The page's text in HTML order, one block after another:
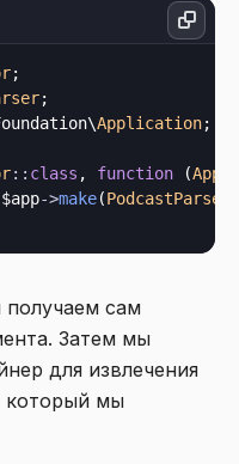
Application;
:: class , function (
->make(PodcastParser
сам
Затем мы
для извлечения
который мы